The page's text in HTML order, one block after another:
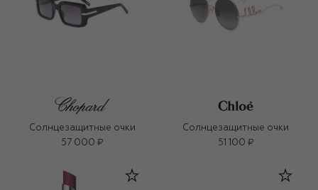
Солнцезащитные очки
57 000 ₽
Солнцезащитные очки
51 100 ₽